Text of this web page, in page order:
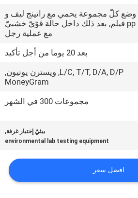
وضع كلّ مجموعة يحمي مع راتينج ليف و
pp فيلم, بعد ذلك داخل حالة قوّيّ خشبيّ
مع عملية رجل
بعد 20 يوما من أجل تأكيد
L/C, T/T, D/A, D/P, ويسترن يونيون,
MoneyGram
مجموعات 300 في الشهر
بيئيّ إختبار غرفة,
environmental lab testing equipment
افضل سعر